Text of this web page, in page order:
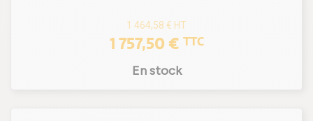
1 464,58 € HT
1 757,50 € TTC
En stock